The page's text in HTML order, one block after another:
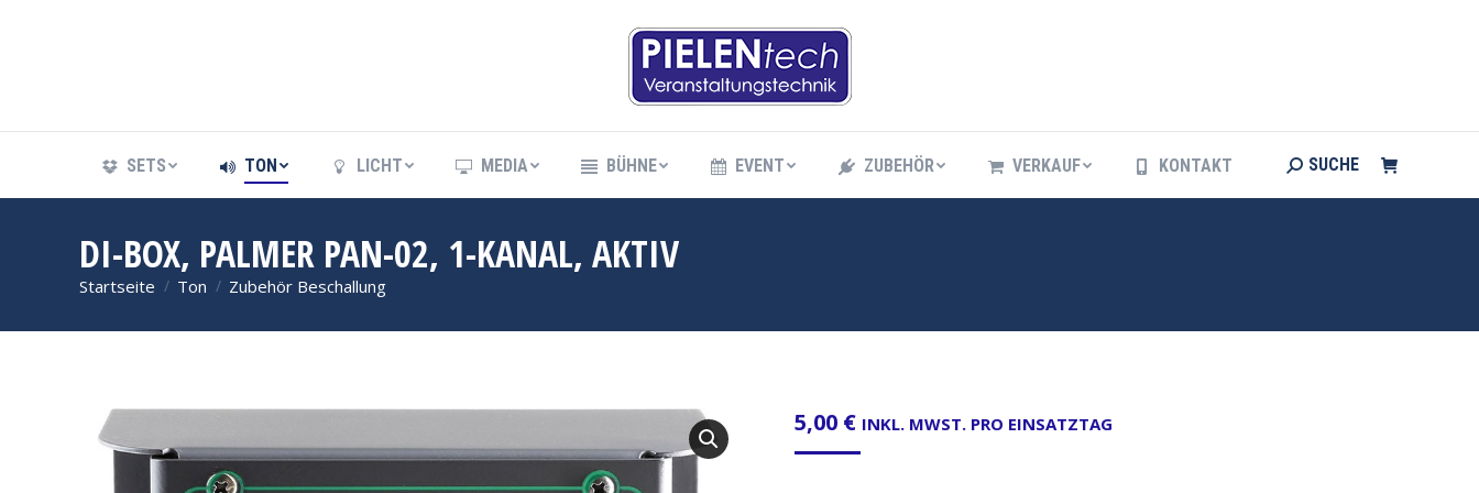
SETS TON LICHT MEDIA BÜHNE EVENT ZUBEHÖR VERKAUF KONTAKT Search:
SUCHE
DI-BOX, PALMER PAN-02, 1-KANAL, AKTIV
Sie befinden sich hier:
Startseite Ton Zubehör Beschallung
5,00 € INKL. MWST. PRO EINSATZTAG
BÜHNE EVENT